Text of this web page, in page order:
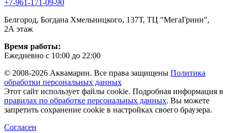
+7-961-171-09-90
Белгород, Богдана Хмельницкого, 137Т, ТЦ "МегаГринн",
2А этаж
Время работы:
Ежедневно с 10:00 до 22:00
© 2008-2026 Аквамарин. Все права защищены Политика
обработки персональных данных
Этот сайт использует файлы cookie. Подробная информация в
правилах по обработке персональных данных. Вы можете
запретить сохранение cookie в настройках своего браузера.
Согласен